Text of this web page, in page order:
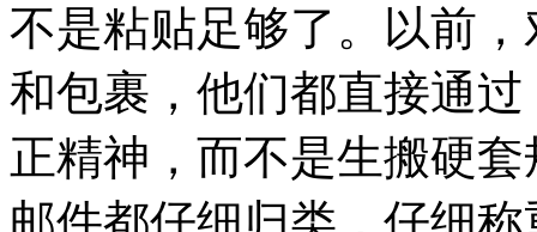
不是粘贴足够了。以前
和包裹，他们都直接通
正精神，而不是生搬硬